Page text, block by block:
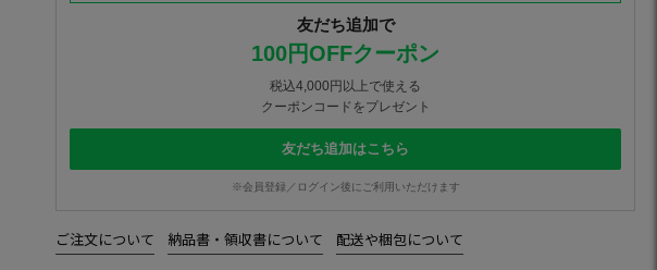
友だち追加で
100円OFFクーポン
税込4,000円以上で使える
クーポンコードをプレゼント
友だち追加はこちら
※会員登録／ログイン後にご利用いただけます
ご注文について 納品書・領収書について 配送や梱包について